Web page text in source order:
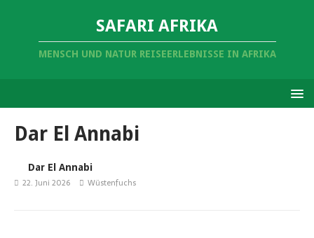
SAFARI AFRIKA
MENSCH UND NATUR REISEERLEBNISSE IN AFRIKA
Dar El Annabi
Dar El Annabi
22. Juni 2026 Wüstenfuchs